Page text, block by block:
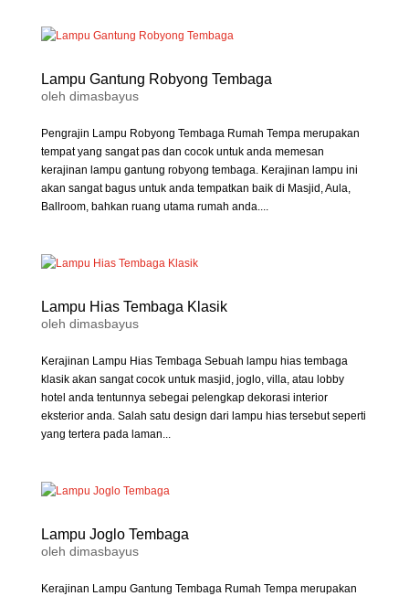
Lampu Gantung Robyong Tembaga
oleh dimasbayus
Pengrajin Lampu Robyong Tembaga Rumah Tempa merupakan
tempat yang sangat pas dan cocok untuk anda memesan
kerajinan lampu gantung robyong tembaga. Kerajinan lampu ini
akan sangat bagus untuk anda tempatkan baik di Masjid, Aula,
Ballroom, bahkan ruang utama rumah anda....
Lampu Hias Tembaga Klasik
oleh dimasbayus
Kerajinan Lampu Hias Tembaga Sebuah lampu hias tembaga
klasik akan sangat cocok untuk masjid, joglo, villa, atau lobby
hotel anda tentunnya sebegai pelengkap dekorasi interior
eksterior anda. Salah satu design dari lampu hias tersebut seperti
yang tertera pada laman...
Lampu Joglo Tembaga
oleh dimasbayus
Kerajinan Lampu Gantung Tembaga Rumah Tempa merupakan